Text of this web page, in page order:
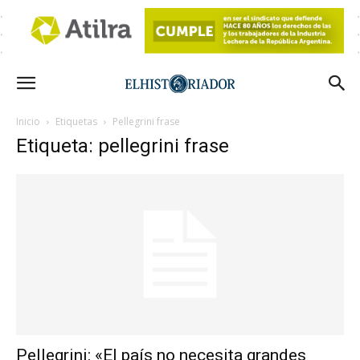
Inicio Etiquetas Pellegrini frase
Etiqueta: pellegrini frase
Pellegrini: «El país no necesita grandes